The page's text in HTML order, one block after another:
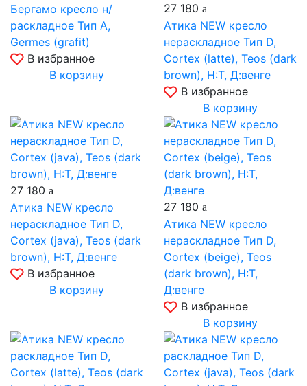
Бергамо кресло н/
раскладное Тип A,
Germes (grafit)
В избранное
В корзину
27 180
Атика NEW кресло
нераскладное Тип D,
Cortex (latte), Teos (dark
brown), Н:Т, Д:венге
В избранное
В корзину
27 180
Атика NEW кресло
нераскладное Тип D,
Cortex (java), Teos (dark
brown), Н:Т, Д:венге
В избранное
В корзину
27 180
Атика NEW кресло
нераскладное Тип D,
Cortex (beige), Teos
(dark brown), Н:Т,
Д:венге
В избранное
В корзину